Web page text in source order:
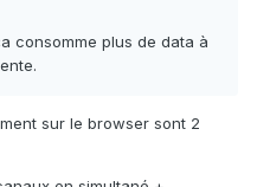
consomme plus de data à
sur le browser sont 2